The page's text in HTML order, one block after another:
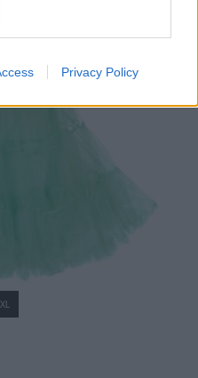
Privacy Policy